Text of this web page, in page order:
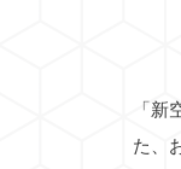
「
た、